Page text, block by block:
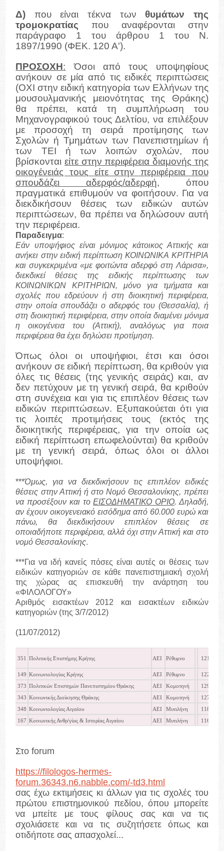
Δ) που είναι τέκνα τωνθυμάτων της
τρομοκρατίας που αναφέρονται στην
παράγραφο 1 του άρθρου 1 του Ν.
1897/1990 (ΦΕΚ. 120 Α').
ΠΡΟΣΟΧΗ: Όσοι από τους υποψηφίους
ανήκουν σε μία από τις ειδικές περιπτώσεις
(ΟΧΙ στην ειδική κατηγορία των Ελλήνων της
μουσουλμανικής μειονότητας της Θράκης)
θα πρέπει, κατά τη συμπλήρωση του
Μηχανογραφικού τους Δελτίου, να επιλέξουν
με προσοχή τη σειρά προτίμησης των
Σχολών ή Τμημάτων των Πανεπιστημίων ή
των ΤΕΙ ή των λοιπών σχολών, που
βρίσκονταιείτε στην περιφέρεια διαμονής της
οικογένειάς τους είτε στην περιφέρεια που
σπουδάζει αδερφός/αδερφή, όπου
πραγματικά επιθυμούν να φοιτήσουν. Για να
διεκδικήσουν θέσεις των ειδικών αυτών
περιπτώσεων, θα πρέπει να δηλώσουν αυτή
την περιφέρεια.
Παραδειγμα:
Εάν υποψήφιος είναι μόνιμος κάτοικος Αττικής και
ανήκει στην ειδική περίπτωση ΚΟΙΝΩΝΙΚΑ ΚΡΙΤΗΡΙΑ
και συγκεκριμένα «με φοιτώντα αδερφό στη Λάρισα»,
διεκδικεί θέσεις της ειδικής περίπτωσης των
ΚΟΙΝΩΝΙΚΩΝ ΚΡΙΤΗΡΙΩΝ, μόνο για τμήματα και
σχολές που εδρεύουν ή στη διοικητική περιφέρεια,
στην οποία σπουδάζει ο αδερφός του (Θεσσαλία), ή
στη διοικητική περιφέρεια, στην οποία διαμένει μόνιμα
η οικογένεια του (Αττική), αναλόγως για ποια
περιφέρεια θα έχει δηλώσει προτίμηση.
Όπως όλοι οι υποψήφιοι, έτσι και όσοι
ανήκουν σε ειδική περίπτωση, θα κριθούν για
όλες τις θέσεις (της γενικής σειράς) και, αν
δεν πετύχουν με τη γενική σειρά, θα κριθούν
στη συνέχεια και για τις επιπλέον θέσεις των
ειδικών περιπτώσεων. Εξυπακούεται ότι για
τις λοιπές προτιμήσεις τους (εκτός της
διοικητικής περιφέρειας, για την οποία ως
ειδική περίπτωση επωφελούνται) θα κριθούν
με τη γενική σειρά, όπως όλοι οι άλλοι
υποψήφιοι.
***Όμως, για να διεκδικήσουν τις επιπλέον ειδικές
θέσεις στην Αττική ή στο Νομό Θεσσαλονίκης, πρέπει
να προσέξουν και τοΕΙΣΟΔΗΜΑΤΙΚΟ ΟΡΙΟ. Δηλαδή,
αν έχουν οικογενειακό εισόδημα από 60.000 ευρώ και
πάνω, θα διεκδικήσουν επιπλέον θέσεις σε
οποιαδήποτε περιφέρεια, αλλά όχι στην Αττική και στο
νομό Θεσσαλονίκης.
***Για να ιδή κανείς πόσες είναι αυτές οι θέσεις των
ειδικών κατηγοριών σε κάθε πανεπιστημιακή σχολή
της χώρας ας επισκευθή την ανάρτηση του
«ΦΙΛΟΛΟΓΟΥ»
Αριθμός εισακτέων 2012 και εισακτέων ειδικών
κατηγοριών (της 3/7/2012)
(11/07/2012)
351 Πολιτικής Επιστήμης Κρήτης ΑΕΙ Ρέθυμνο 12145
149 Κοινωνιολογίας Κρήτης ΑΕΙ Ρέθυμνο 12252
373 Πολιτικών Επιστημών Πανεπιστημίου Θράκης ΑΕΙ Κομοτηνή 12927
343 Κοινωνικής Διοίκησης Θράκης ΑΕΙ Κομοτηνή 12719
348 Κοινωνιολογίας Αιγαίου ΑΕΙ Μυτιλήνη 11878
167 Κοινωνικής Ανθρ/γίας & Ιστορίας Αιγαίου ΑΕΙ Μυτιλήνη 11670
Στο forum
https://filologos-hermes-
forum.36343.n6.nabble.com/-td3.html
σας έχω εκτιμήσεις κι άλλων για τις σχολές του
πρώτου επιστημονικού πεδίου, όπου μπορείτε
να μπείτε με τους φίλους σας και να τις
σχολιάσετε και να τις συζητήσετε όπως και
οτιδήποτε σας απασχολεί...